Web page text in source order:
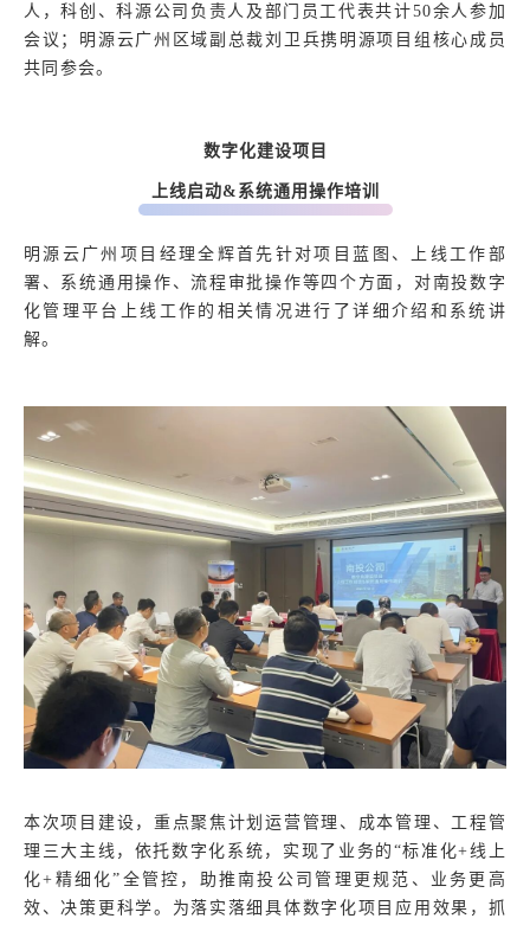
人，科创、科源公司负责人及部门员工代表共计50余人参加
会议；明源云广州区域副总裁刘卫兵携明源项目组核心成员
共同参会。
数字化建设项目
上线启动&系统通用操作培训
明源云广州项目经理全辉首先针对项目蓝图、上线工作部
署、系统通用操作、流程审批操作等四个方面，对南投数字
化管理平台上线工作的相关情况进行了详细介绍和系统讲
解。
本次项目建设，重点聚焦计划运营管理、成本管理、工程管
理三大主线，依托数字化系统，实现了业务的“标准化+线上
化+精细化”全管控，助推南投公司管理更规范、业务更高
效、决策更科学。为落实落细具体数字化项目应用效果，抓